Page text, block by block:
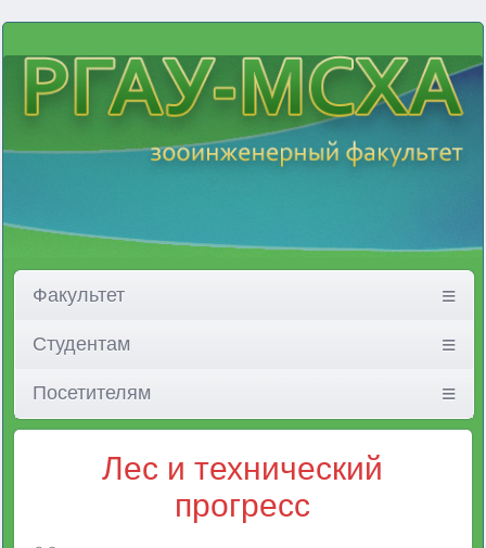
Факультет
Студентам
Посетителям
Лес и технический
прогресс